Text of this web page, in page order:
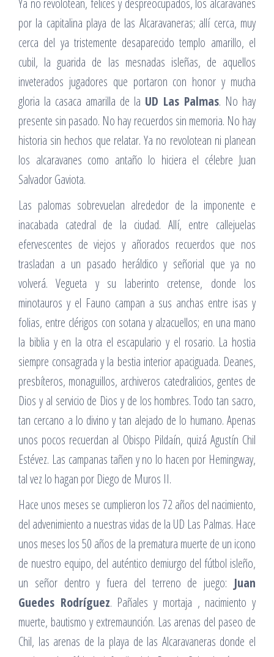
Ya no revolotean, felices y despreocupados, los alcaravanes
por la capitalina playa de las Alcaravaneras; allí cerca, muy
cerca del ya tristemente desaparecido templo amarillo, el
cubil, la guarida de las mesnadas isleñas, de aquellos
inveterados jugadores que portaron con honor y mucha
gloria la casaca amarilla de la UD Las Palmas. No hay
presente sin pasado. No hay recuerdos sin memoria. No hay
historia sin hechos que relatar. Ya no revolotean ni planean
los alcaravanes como antaño lo hiciera el célebre Juan
Salvador Gaviota.
Las palomas sobrevuelan alrededor de la imponente e
inacabada catedral de la ciudad. Allí, entre callejuelas
efervescentes de viejos y añorados recuerdos que nos
trasladan a un pasado heráldico y señorial que ya no
volverá. Vegueta y su laberinto cretense, donde los
minotauros y el Fauno campan a sus anchas entre isas y
folias, entre clérigos con sotana y alzacuellos; en una mano
la biblia y en la otra el escapulario y el rosario. La hostia
siempre consagrada y la bestia interior apaciguada. Deanes,
presbíteros, monaguillos, archiveros catedralicios, gentes de
Dios y al servicio de Dios y de los hombres. Todo tan sacro,
tan cercano a lo divino y tan alejado de lo humano. Apenas
unos pocos recuerdan al Obispo Pildaín, quizá Agustín Chil
Estévez. Las campanas tañen y no lo hacen por Hemingway,
tal vez lo hagan por Diego de Muros II.
Hace unos meses se cumplieron los 72 años del nacimiento,
del advenimiento a nuestras vidas de la UD Las Palmas. Hace
unos meses los 50 años de la prematura muerte de un icono
de nuestro equipo, del auténtico demiurgo del fútbol isleño,
un señor dentro y fuera del terreno de juego: Juan
Guedes Rodríguez. Pañales y mortaja , nacimiento y
muerte, bautismo y extremaunción. Las arenas del paseo de
Chil, las arenas de la playa de las Alcaravaneras donde el